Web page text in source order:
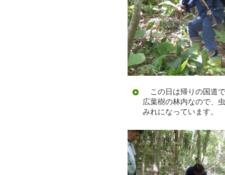
この日は帰りの国道
広葉樹の林内なので、
みれになっています。